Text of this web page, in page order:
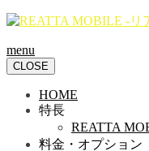
menu
CLOSE
HOME
特長
REATTA
料金・オプション